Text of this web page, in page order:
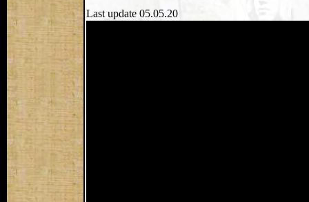
Last update 05.05.20